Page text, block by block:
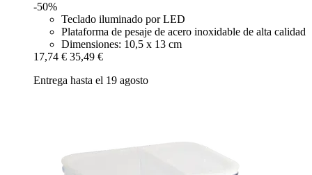
-50%
Teclado iluminado por LED
Plataforma de pesaje de acero inoxidable de alta calidad
Dimensiones: 10,5 x 13 cm
17,74 € 35,49 €
Entrega hasta el 19 agosto